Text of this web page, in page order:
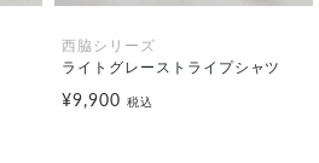
西脇シリーズ
ライトグレーストライプシャツ
¥9,900 税込